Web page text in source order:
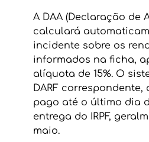
A DAA (Declaração de
calculará
incidente sobre os
informados na ficha,
alíquota de 15%. O
DARF correspondente,
pago até o último dia
entrega do IRPF,
maio.